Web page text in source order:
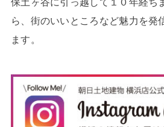
ら、街のいいところなど魅力を発
ます。